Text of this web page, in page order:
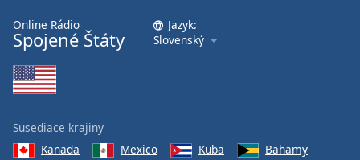
Font
Family
Done
Close
Online Rádio
Spojené Štáty
Jazyk:
Slovenský
Susediace krajiny
Kanada
Mexico Kuba
Bahamy